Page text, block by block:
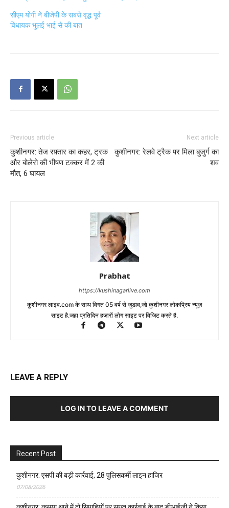
सीएम योगी ने बीजेपी के सबसे वृद्ध पूर्व
विधायक भुलई भाई से की बात
Previous article
कुशीनगर: तेज रफ़्तार का कहर, ट्रक
और बोलेरो की भीषण टक्कर में 2 की
मौत, 6 घायल
Next article
कुशीनगर: रेलवे ट्रैक पर मिला बुजुर्ग का
शव
Prabhat
https://kushinagarlive.com
कुशीनगर लाइव.com के साथ विगत 05 वर्ष से जुडाव,जो कुशीनगर लोकप्रिय न्यूज़
साइट है.जहा प्रतिदिन हजारों लोग साइट पर विजिट करते है.
LEAVE A REPLY
LOG IN TO LEAVE A COMMENT
Recent Post
कुशीनगर: एसपी की बड़ी कार्रवाई, 28 पुलिसकर्मी लाइन हाजिर
07/08/2026